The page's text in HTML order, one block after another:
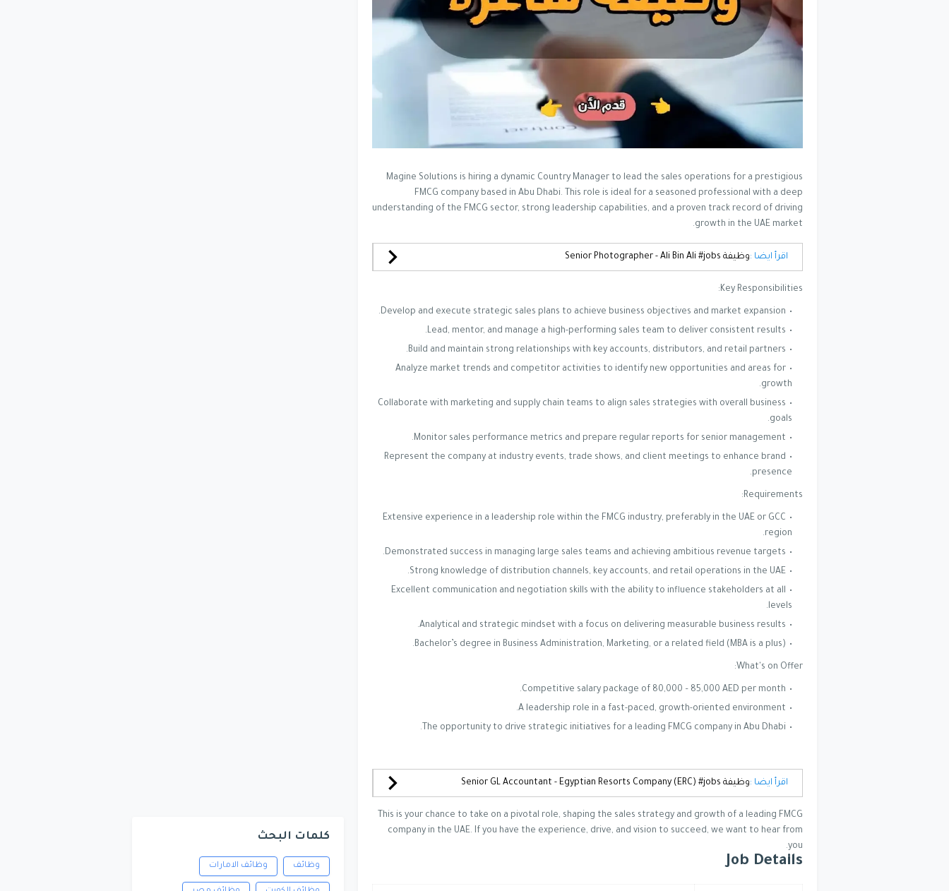
Magine Solutions is hiring a dynamic Country Manager to lead the sales operations for a prestigious
FMCG company based in Abu Dhabi. This role is ideal for a seasoned professional with a deep
understanding of the FMCG sector, strong leadership capabilities, and a proven track record of driving
growth in the UAE market.
اقرأ ايضا :وظيفة Senior Photographer - Ali Bin Ali #jobs
Key Responsibilities:
Develop and execute strategic sales plans to achieve business objectives and market expansion.
Lead, mentor, and manage a high-performing sales team to deliver consistent results.
Build and maintain strong relationships with key accounts, distributors, and retail partners.
Analyze market trends and competitor activities to identify new opportunities and areas for
growth.
Collaborate with marketing and supply chain teams to align sales strategies with overall business
goals.
Monitor sales performance metrics and prepare regular reports for senior management.
Represent the company at industry events, trade shows, and client meetings to enhance brand
presence.
Requirements:
Extensive experience in a leadership role within the FMCG industry, preferably in the UAE or GCC
region.
Demonstrated success in managing large sales teams and achieving ambitious revenue targets.
Strong knowledge of distribution channels, key accounts, and retail operations in the UAE.
Excellent communication and negotiation skills with the ability to influence stakeholders at all
levels.
Analytical and strategic mindset with a focus on delivering measurable business results.
Bachelor’s degree in Business Administration, Marketing, or a related field (MBA is a plus).
What's on Offer:
Competitive salary package of 80,000 – 85,000 AED per month.
A leadership role in a fast-paced, growth-oriented environment.
The opportunity to drive strategic initiatives for a leading FMCG company in Abu Dhabi.
اقرأ ايضا :وظيفة Senior GL Accountant - Egyptian Resorts Company (ERC) #jobs
This is your chance to take on a pivotal role, shaping the sales strategy and growth of a leading FMCG
company in the UAE. If you have the experience, drive, and vision to succeed, we want to hear from
you.
Job Details
كلمات البحث
وظائف وظائف الامارات